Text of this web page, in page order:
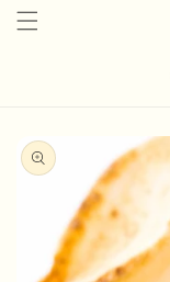
informations
produits